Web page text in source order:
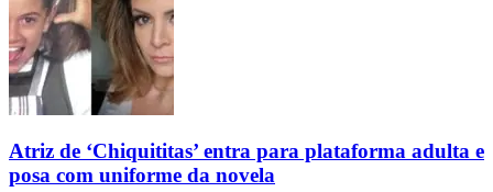
Atriz de ‘Chiquititas’ entra para plataforma adulta e
posa com uniforme da novela